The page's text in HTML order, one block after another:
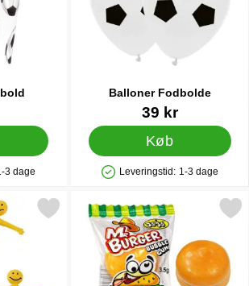
På lager
3 dage
Balloner Fodbolde
Varenr 3542339 kr
Køb
Produkttilgængelighed: På lager
Leveringstid: 1-3 dage
Mand Mini som favorit
Markér tyggegummi